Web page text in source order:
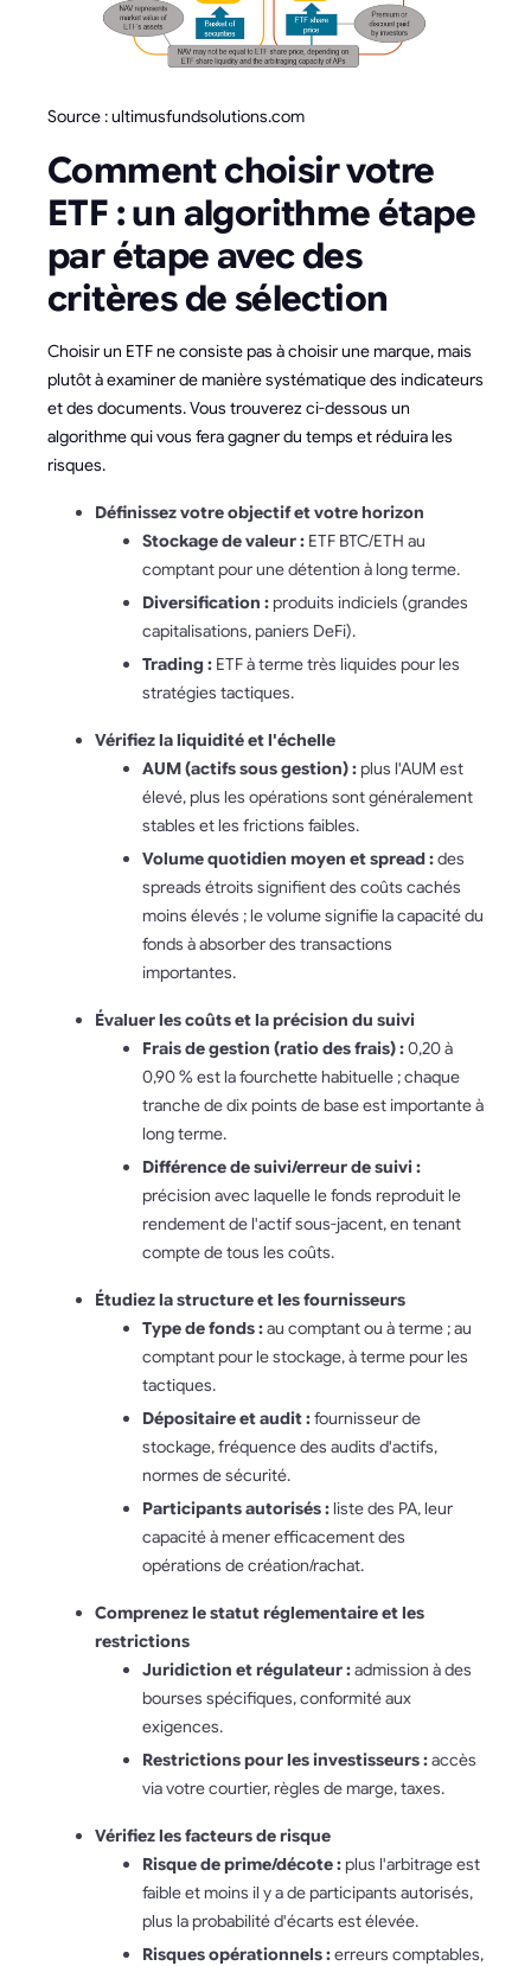
Source : ultimusfundsolutions.com
Comment choisir votre
ETF : un algorithme étape
par étape avec des
critères de sélection
Choisir un ETF ne consiste pas à choisir une marque, mais
plutôt à examiner de manière systématique des indicateurs
et des documents. Vous trouverez ci-dessous un
algorithme qui vous fera gagner du temps et réduira les
risques.
Définissez votre objectif et votre horizon
Stockage de valeur : ETF BTC/ETH au
comptant pour une détention à long terme.
Diversification :produits indiciels (grandes
capitalisations, paniers DeFi).
Trading : ETF à terme très liquides pour les
stratégies tactiques.
Vérifiez la liquidité et l'échelle
AUM (actifs sous gestion) :plus l'AUM est
élevé, plus les opérations sont généralement
stables et les frictions faibles.
Volume quotidien moyen et spread :des
spreads étroits signifient des coûts cachés
moins élevés ; le volume signifie la capacité du
fonds à absorber des transactions
importantes.
Évaluer les coûts et la précision du suivi
Frais de gestion (ratio des frais) :0,20 à
0,90 % est la fourchette habituelle ; chaque
tranche de dix points de base est importante à
long terme.
Différence de suivi/erreur de suivi :
précision avec laquelle le fonds reproduit le
rendement de l'actif sous-jacent, en tenant
compte de tous les coûts.
Étudiez la structure et les fournisseurs
Type de fonds :au comptant ou à terme ; au
comptant pour le stockage, à terme pour les
tactiques.
Dépositaire et audit :fournisseur de
stockage, fréquence des audits d'actifs,
normes de sécurité.
Participants autorisés :liste des PA, leur
capacité à mener efficacement des
opérations de création/rachat.
Comprenez le statut réglementaire et les
restrictions
Juridiction et régulateur :admission à des
bourses spécifiques, conformité aux
exigences.
Restrictions pour les investisseurs :accès
via votre courtier, règles de marge, taxes.
Vérifiez les facteurs de risque
Risque de prime/décote :plus l'arbitrage est
faible et moins il y a de participants autorisés,
plus la probabilité d'écarts est élevée.
Risques opérationnels :erreurs comptables,